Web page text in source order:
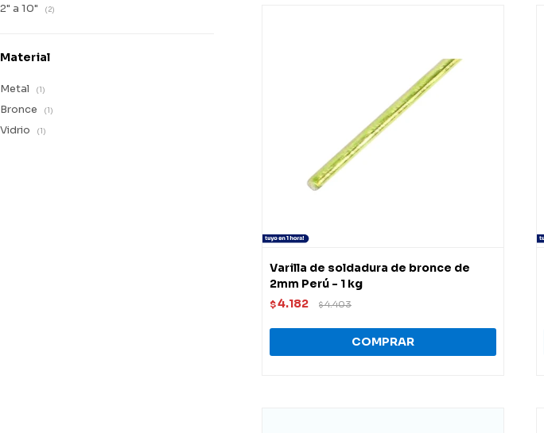
Varilla de soldadura de bronce de
2mm Perú - 1 kg
$4.182 $4.403
2" a 10" (2)
Material
Metal (1)
Bronce (1)
Vidrio (1)